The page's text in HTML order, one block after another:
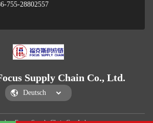
755-28802557
Supply Chain Co., Ltd.